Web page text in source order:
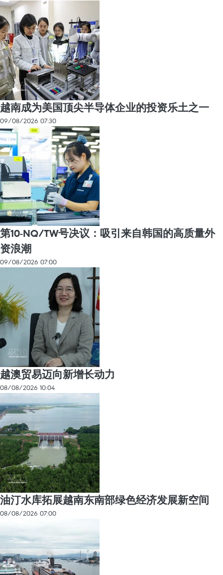
越南成为美国顶尖半导体企业的投资乐土之一
09/08/2026 07:30
第10-NQ/TW号决议：吸引来自韩国的高质量外
资浪潮
09/08/2026 07:00
越澳贸易迈向新增长动力
08/08/2026 10:04
油汀水库拓展越南东南部绿色经济发展新空间
08/08/2026 07:00